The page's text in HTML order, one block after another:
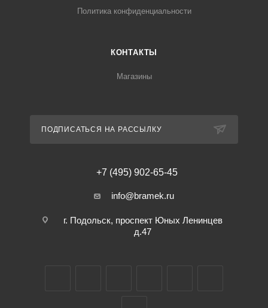
Политика конфиденциальности
КОНТАКТЫ
Магазины
ПОДПИСАТЬСЯ НА РАССЫЛКУ
+7 (495) 902-65-45
info@bramek.ru
г. Подольск, проспект Юных Ленинцев
д.47